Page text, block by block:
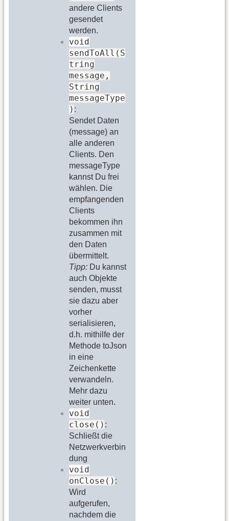
andere Clients
gesendet
werden.
void
sendToAll(S
tring
message,
String
messageType
) :
Sendet Daten
(message) an
alle anderen
Clients. Den
messageType
kannst Du frei
wählen. Die
empfangenden
Clients
bekommen ihn
zusammen mit
den Daten
übermittelt.
Tipp: Du kannst
auch Objekte
senden, musst
sie dazu aber
vorher
serialisieren,
d.h. mithilfe der
Methode toJson
in eine
Zeichenkette
verwandeln.
Mehr dazu
weiter unten.
void
close() :
Schließt die
Netzwerkverbin
dung
void
onClose() :
Wird
aufgerufen,
nachdem die